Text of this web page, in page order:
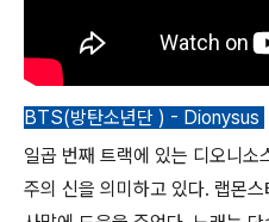
BTS(방탄소년단 ) - Dionysus
일곱 번째 트랙에 있는 디오니소
주의 신을 의미하고 있다. 랩몬